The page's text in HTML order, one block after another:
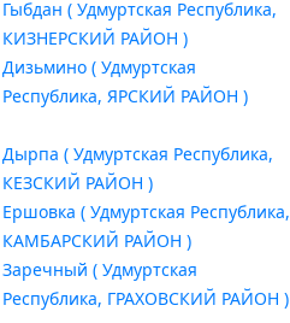
Гыбдан ( Удмуртская Республика,
КИЗНЕРСКИЙ РАЙОН )
Дизьмино ( Удмуртская
Республика, ЯРСКИЙ РАЙОН )
Дырпа ( Удмуртская Республика,
КЕЗСКИЙ РАЙОН )
Ершовка ( Удмуртская Республика,
КАМБАРСКИЙ РАЙОН )
Заречный ( Удмуртская
Республика, ГРАХОВСКИЙ РАЙОН )